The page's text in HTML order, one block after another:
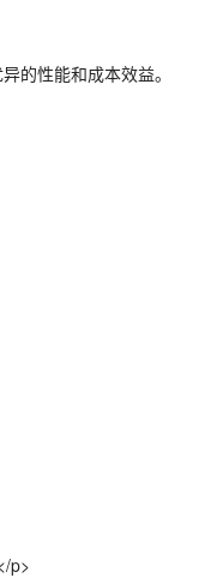
的性能和成本效益。
p>